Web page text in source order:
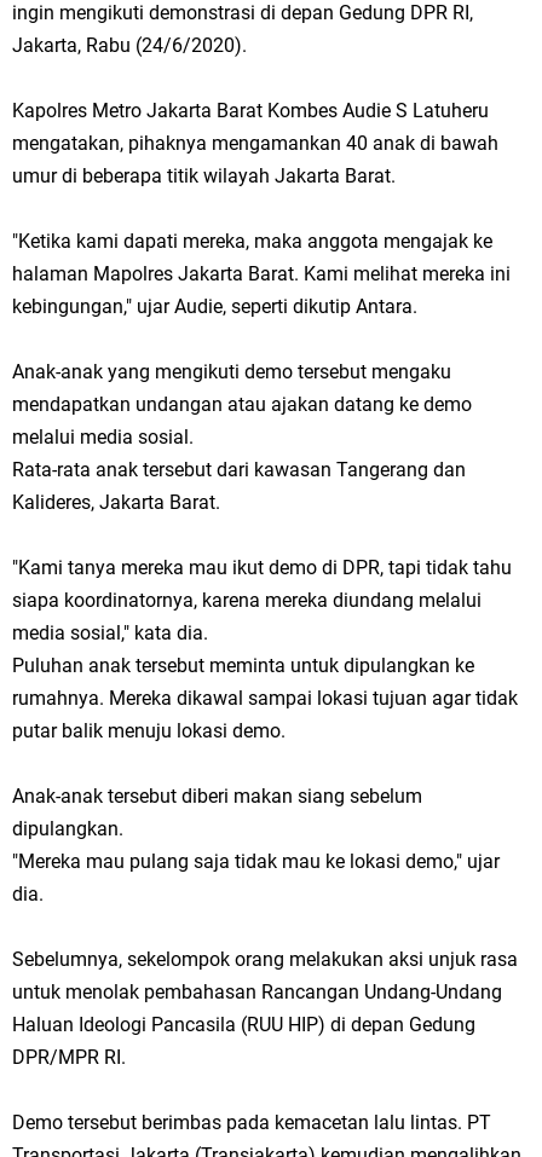
ingin mengikuti demonstrasi di depan Gedung DPR RI,
Jakarta, Rabu (24/6/2020).
Kapolres Metro Jakarta Barat Kombes Audie S Latuheru
mengatakan, pihaknya mengamankan 40 anak di bawah
umur di beberapa titik wilayah Jakarta Barat.
"Ketika kami dapati mereka, maka anggota mengajak ke
halaman Mapolres Jakarta Barat. Kami melihat mereka ini
kebingungan," ujar Audie, seperti dikutip Antara.
Anak-anak yang mengikuti demo tersebut mengaku
mendapatkan undangan atau ajakan datang ke demo
melalui media sosial.
Rata-rata anak tersebut dari kawasan Tangerang dan
Kalideres, Jakarta Barat.
"Kami tanya mereka mau ikut demo di DPR, tapi tidak tahu
siapa koordinatornya, karena mereka diundang melalui
media sosial," kata dia.
Puluhan anak tersebut meminta untuk dipulangkan ke
rumahnya. Mereka dikawal sampai lokasi tujuan agar tidak
putar balik menuju lokasi demo.
Anak-anak tersebut diberi makan siang sebelum
dipulangkan.
"Mereka mau pulang saja tidak mau ke lokasi demo," ujar
dia.
Sebelumnya, sekelompok orang melakukan aksi unjuk rasa
untuk menolak pembahasan Rancangan Undang-Undang
Haluan Ideologi Pancasila (RUU HIP) di depan Gedung
DPR/MPR RI.
Demo tersebut berimbas pada kemacetan lalu lintas. PT